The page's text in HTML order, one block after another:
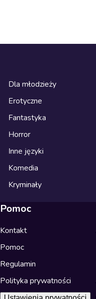
Dla młodzieży
Erotyczne
Fantastyka
Horror
Inne języki
Komedia
Kryminały
Pomoc
Kontakt
Pomoc
Regulamin
Polityka prywatności